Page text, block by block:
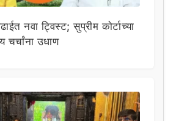
नवा ट्विस्ट; सुप्रीम कोर्टाच्या
चर्चांना उधाण